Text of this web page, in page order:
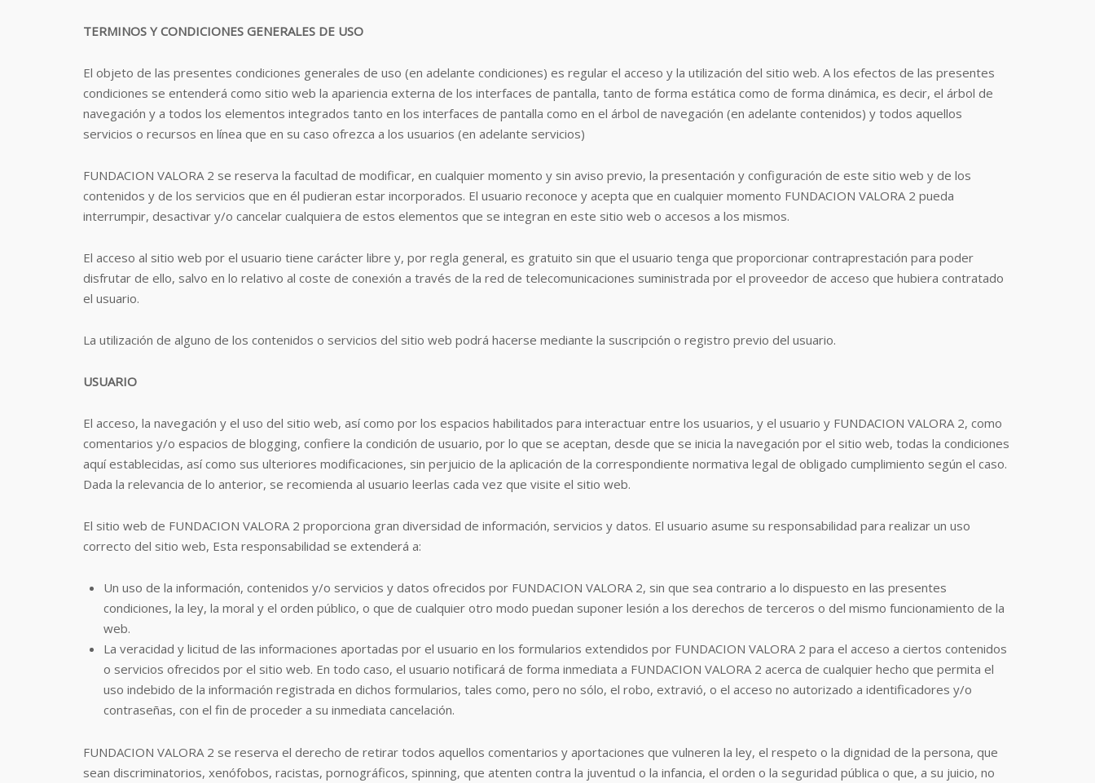
TERMINOS Y CONDICIONES GENERALES DE USO
El objeto de las presentes condiciones generales de uso (en adelante condiciones) es regular el acceso y la utilización del sitio web. A los efectos de las presentes
condiciones se entenderá como sitio web la apariencia externa de los interfaces de pantalla, tanto de forma estática como de forma dinámica, es decir, el árbol de
navegación y a todos los elementos integrados tanto en los interfaces de pantalla como en el árbol de navegación (en adelante contenidos) y todos aquellos
servicios o recursos en línea que en su caso ofrezca a los usuarios (en adelante servicios)
FUNDACION VALORA 2 se reserva la facultad de modificar, en cualquier momento y sin aviso previo, la presentación y configuración de este sitio web y de los
contenidos y de los servicios que en él pudieran estar incorporados. El usuario reconoce y acepta que en cualquier momento FUNDACION VALORA 2 pueda
interrumpir, desactivar y/o cancelar cualquiera de estos elementos que se integran en este sitio web o accesos a los mismos.
El acceso al sitio web por el usuario tiene carácter libre y, por regla general, es gratuito sin que el usuario tenga que proporcionar contraprestación para poder
disfrutar de ello, salvo en lo relativo al coste de conexión a través de la red de telecomunicaciones suministrada por el proveedor de acceso que hubiera contratado
el usuario.
La utilización de alguno de los contenidos o servicios del sitio web podrá hacerse mediante la suscripción o registro previo del usuario.
USUARIO
El acceso, la navegación y el uso del sitio web, así como por los espacios habilitados para interactuar entre los usuarios, y el usuario y FUNDACION VALORA 2, como
comentarios y/o espacios de blogging, confiere la condición de usuario, por lo que se aceptan, desde que se inicia la navegación por el sitio web, todas la condiciones
aquí establecidas, así como sus ulteriores modificaciones, sin perjuicio de la aplicación de la correspondiente normativa legal de obligado cumplimiento según el caso.
Dada la relevancia de lo anterior, se recomienda al usuario leerlas cada vez que visite el sitio web.
El sitio web de FUNDACION VALORA 2 proporciona gran diversidad de información, servicios y datos. El usuario asume su responsabilidad para realizar un uso
correcto del sitio web, Esta responsabilidad se extenderá a:
Un uso de la información, contenidos y/o servicios y datos ofrecidos por FUNDACION VALORA 2, sin que sea contrario a lo dispuesto en las presentes
condiciones, la ley, la moral y el orden público, o que de cualquier otro modo puedan suponer lesión a los derechos de terceros o del mismo funcionamiento de la
web.
La veracidad y licitud de las informaciones aportadas por el usuario en los formularios extendidos por FUNDACION VALORA 2 para el acceso a ciertos contenidos
o servicios ofrecidos por el sitio web. En todo caso, el usuario notificará de forma inmediata a FUNDACION VALORA 2 acerca de cualquier hecho que permita el
uso indebido de la información registrada en dichos formularios, tales como, pero no sólo, el robo, extravió, o el acceso no autorizado a identificadores y/o
contraseñas, con el fin de proceder a su inmediata cancelación.
FUNDACION VALORA 2 se reserva el derecho de retirar todos aquellos comentarios y aportaciones que vulneren la ley, el respeto o la dignidad de la persona, que
sean discriminatorios, xenófobos, racistas, pornográficos, spinning, que atenten contra la juventud o la infancia, el orden o la seguridad pública o que, a su juicio, no